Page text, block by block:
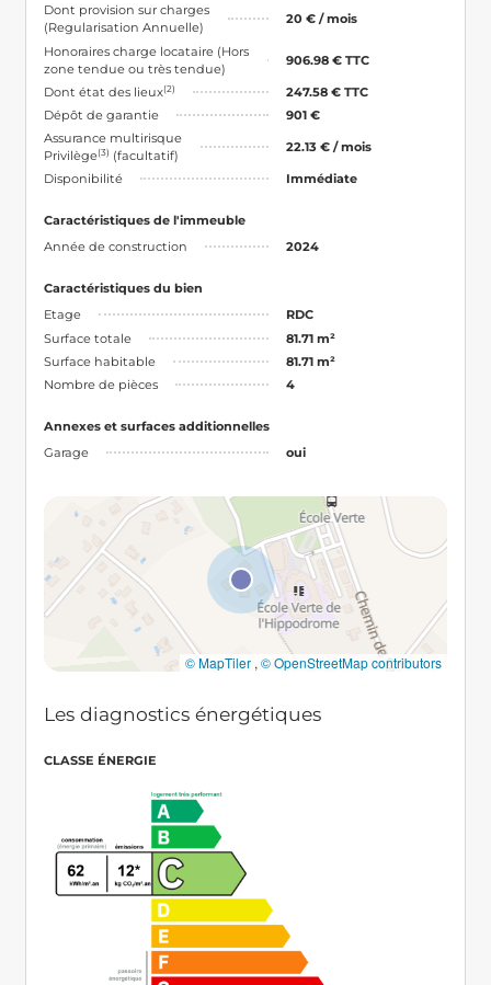
Dont provision sur charges
(Regularisation Annuelle)
20 € / mois
Honoraires charge locataire (Hors
zone tendue ou très tendue)
906.98 € TTC
Dont état des lieux(2)
247.58 € TTC
Dépôt de garantie
901 €
Assurance multirisque
Privilège(3) (facultatif)
22.13 € / mois
Disponibilité Immédiate
Caractéristiques de l'immeuble
Année de construction
2024
Caractéristiques du bien
Etage
RDC
Surface totale
81.71 m²
Surface habitable
81.71 m²
Nombre de pièces
4
Annexes et surfaces additionnelles
Garage
oui
© MapTiler ,© OpenStreetMap contributors
Les diagnostics énergétiques
CLASSE ÉNERGIE